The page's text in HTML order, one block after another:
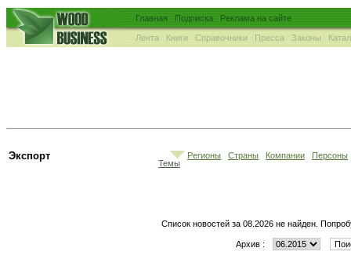
Главная Подписка Реклама на сайте
Лента Книги Справочники Пресса Законы
Экспорт
Темы
Регионы Страны Компании Персоны
Список новостей за 08.2026 не найден.
Архив :